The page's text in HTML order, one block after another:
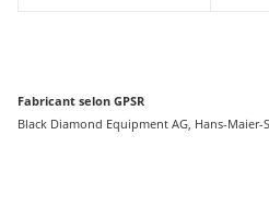
Fabricant selon GPSR
Black Diamond Equipment AG, Hans-